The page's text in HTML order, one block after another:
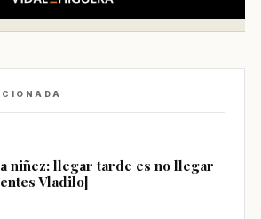
niñez: llegar tarde es no llegar
Vladilo]